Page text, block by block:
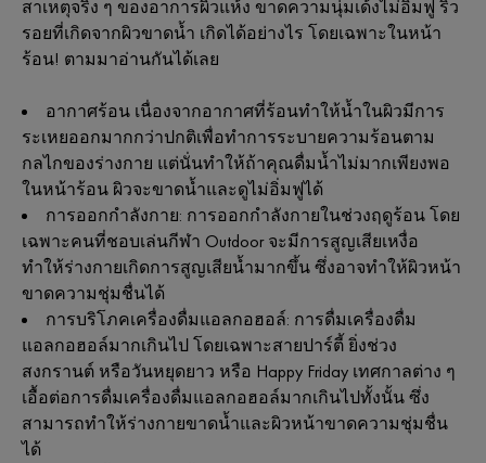
สาเหตุจริง ๆ ของอาการผิวแห้ง ขาดความนุ่มเด้งไม่อิ่มฟู ริ้ว
รอยที่เกิดจากผิวขาดน้ำ เกิดได้อย่างไร โดยเฉพาะในหน้า
ร้อน! ตามมาอ่านกันได้เลย
อากาศร้อน เนื่องจากอากาศที่ร้อนทำให้น้ำในผิวมีการ
ระเหยออกมากกว่าปกติเพื่อทำการระบายความร้อนตาม
กลไกของร่างกาย แต่นั่นทำให้ถ้าคุณดื่มน้ำไม่มากเพียงพอ
ในหน้าร้อน ผิวจะขาดน้ำและดูไม่อิ่มฟูได้
การออกกำลังกาย: การออกกำลังกายในช่วงฤดูร้อน โดย
เฉพาะคนที่ชอบเล่นกีฬา Outdoor จะมีการสูญเสียเหงื่อ
ทำให้ร่างกายเกิดการสูญเสียน้ำมากขึ้น ซึ่งอาจทำให้ผิวหน้า
ขาดความชุ่มชื่นได้
การบริโภคเครื่องดื่มแอลกอฮอล์: การดื่มเครื่องดื่ม
แอลกอฮอล์มากเกินไป โดยเฉพาะสายปาร์ตี้ ยิ่งช่วง
สงกรานต์ หรือวันหยุดยาว หรือ Happy Friday เทศกาลต่าง ๆ
เอื้อต่อการดื่มเครื่องดื่มแอลกอฮอล์มากเกินไปทั้งนั้น ซึ่ง
สามารถทำให้ร่างกายขาดน้ำและผิวหน้าขาดความชุ่มชื่น
ได้